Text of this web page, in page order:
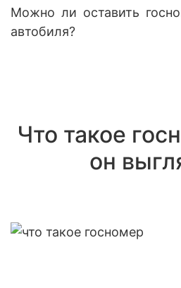
Можно ли оставить
автобиля?
Что такое
он